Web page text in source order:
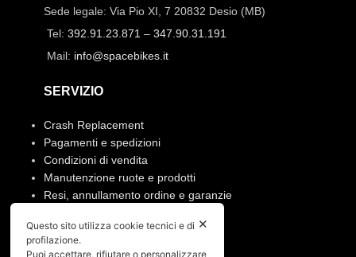
Sede legale: Via Pio XI, 7 20832 Desio (MB)
Tel: 392.91.23.871 – 347.90.31.191
Mail: info@spacebikes.it
SERVIZIO
Crash Replacement
Pagamenti e spedizioni
Condizioni di vendita
Manutenzione ruote e prodotti
Resi, annullamento ordine e garanzie
PRIVACY ✕
Questo sito utilizza cookie tecnici e di
profilazione.
Puoi accettare, rifiutare o personalizzare